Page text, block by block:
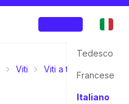
Tedesco
Francese
Italiano
Viti Viti a testa